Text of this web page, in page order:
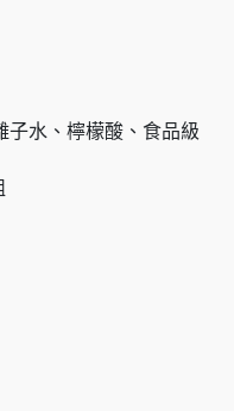
子水、檸檬酸、食品級